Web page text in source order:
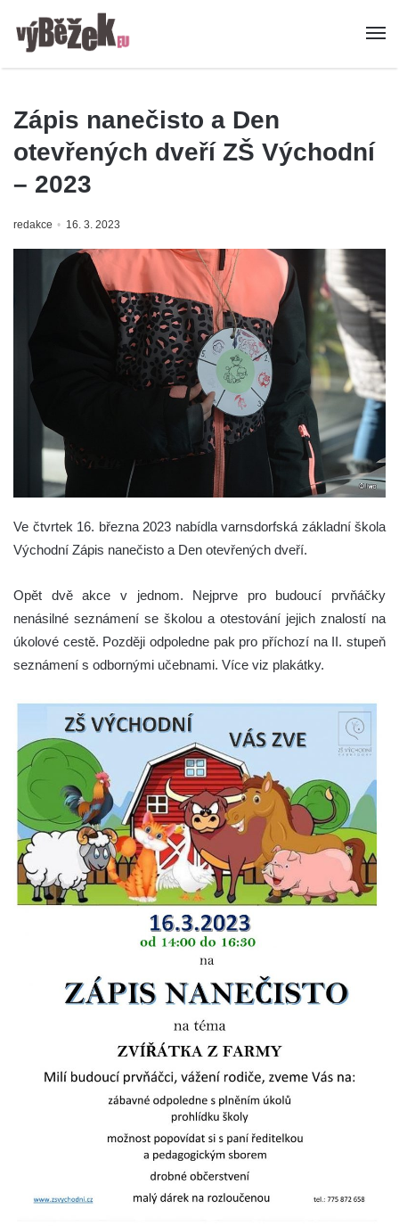
Zápis nanečisto a Den
otevřených dveří ZŠ Východní
– 2023
redakce 16. 3. 2023
Ve čtvrtek 16. března 2023 nabídla varnsdorfská základní škola
Východní Zápis nanečisto a Den otevřených dveří.
Opět dvě akce v jednom. Nejprve pro budoucí prvňáčky
nenásilné seznámení se školou a otestování jejich znalostí na
úkolové cestě. Později odpoledne pak pro příchozí na II. stupeň
seznámení s odbornými učebnami. Více viz plakátky.